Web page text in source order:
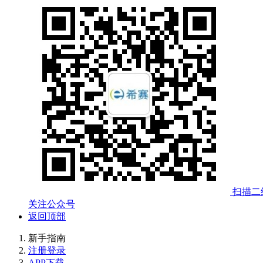
扫描二
关注公众号
返回顶部
新手指南
注册登录